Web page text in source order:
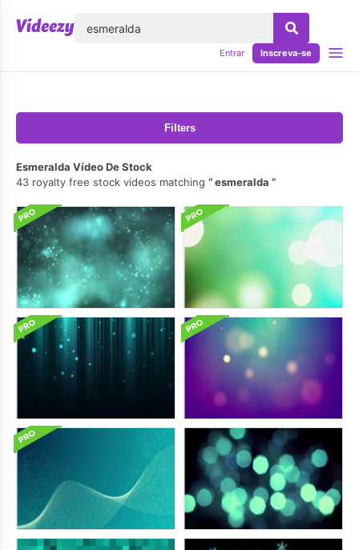
Entrar Inscreva-se
Filters
Esmeralda Vídeo De Stock
43 royalty free stock videos matching
esmeralda